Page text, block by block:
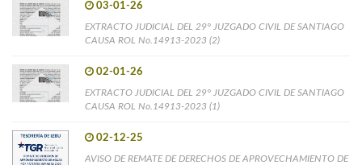
03-01-26
EXTRACTO JUDICIAL DEL 29° JUZGADO CIVIL DE SANTIAGO
CAUSA ROL No.14913-2023 (2)
02-01-26
EXTRACTO JUDICIAL DEL 29° JUZGADO CIVIL DE SANTIAGO
CAUSA ROL No.14913-2023 (1)
02-12-25
AVISO DE REMATE DE DERECHOS DE APROVECHAMIENTO DE